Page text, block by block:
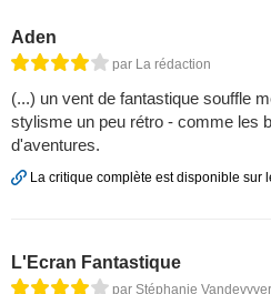
Aden
par La rédaction
(...) un vent de fantastique souffle
stylisme un peu rétro - comme les
d'aventures.
La critique complète est disponible sur
L'Ecran Fantastique
par Stéphanie Vandevyver